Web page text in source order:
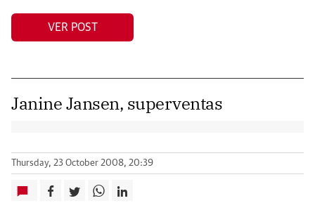
VER POST
Janine Jansen, superventas
Thursday, 23 October 2008, 20:39